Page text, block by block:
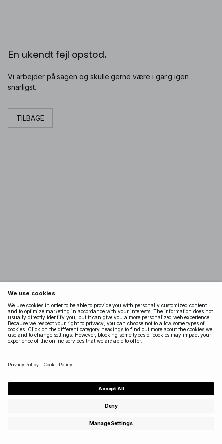
En ukendt fejl opstod.
Vi arbejder på sagen og skulle gerne være i gang igen
snarligst.
TILBAGE